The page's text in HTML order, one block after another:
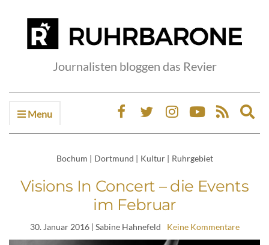
Journalisten bloggen das Revier
Menu
Bochum | Dortmund | Kultur | Ruhrgebiet
Visions In Concert – die Events
im Februar
30. Januar 2016| Sabine Hahnefeld Keine Kommentare